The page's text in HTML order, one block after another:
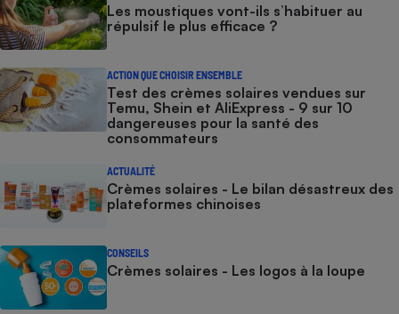
Les moustiques vont-ils s’habituer au
répulsif le plus efficace ?
ACTION QUE CHOISIR ENSEMBLE
Test des crèmes solaires vendues sur
Temu, Shein et AliExpress - 9 sur 10
dangereuses pour la santé des
consommateurs
ACTUALITÉ
Crèmes solaires - Le bilan désastreux des
plateformes chinoises
CONSEILS
Crèmes solaires - Les logos à la loupe